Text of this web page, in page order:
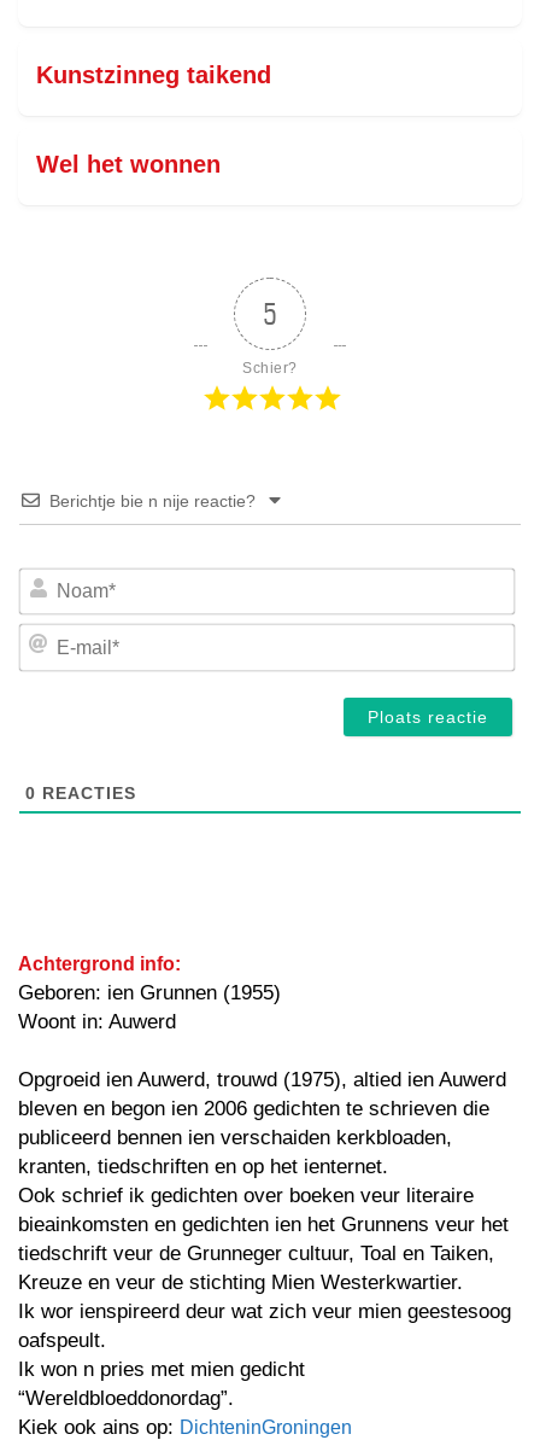
Kunstzinneg taikend
Wel het wonnen
5
Schier?
Berichtje bie n nije reactie?
E-
0 REACTIES
Achtergrond info:
Geboren: ien Grunnen (1955)
Woont in: Auwerd
Opgroeid ien Auwerd, trouwd (1975), altied ien Auwerd
bleven en begon ien 2006 gedichten te schrieven die
publiceerd bennen ien verschaiden kerkbloaden,
kranten, tiedschriften en op het ienternet.
Ook schrief ik gedichten over boeken veur literaire
bieainkomsten en gedichten ien het Grunnens veur het
tiedschrift veur de Grunneger cultuur, Toal en Taiken,
Kreuze en veur de stichting Mien Westerkwartier.
Ik wor ienspireerd deur wat zich veur mien geestesoog
oafspeult.
Ik won n pries met mien gedicht
“Wereldbloeddonordag”.
Kiek ook ains op: DichteninGroningen